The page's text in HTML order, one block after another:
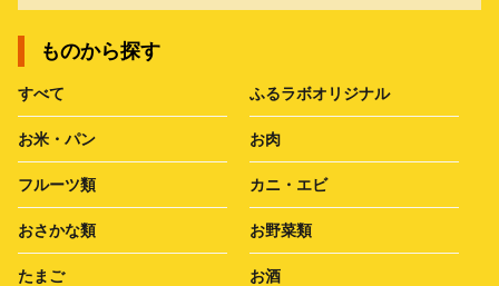
ものから探す
すべて ふるラボオリジナル
お米・パン お肉
フルーツ類 カニ・エビ
おさかな類 お野菜類
たまご お酒